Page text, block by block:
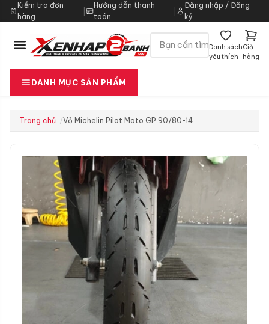
Kiểm tra đơn
hàng
|
Hướng dẫn thanh
toán
Đăng nhập / Đăng
ký
Danh sách
yêu thích
Giỏ
hàng
DANH MỤC SẢN PHẨM
Trang chủ Vỏ Michelin Pilot Moto GP 90/80-14